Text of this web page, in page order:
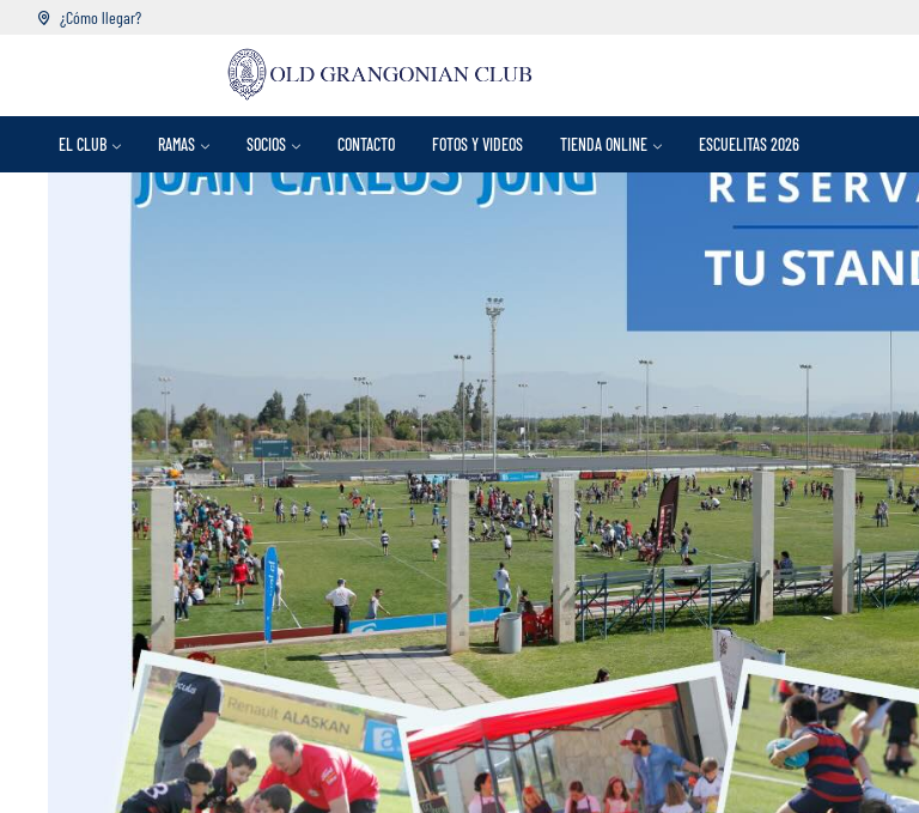
¿Cómo llegar?
EL CLUB RAMAS SOCIOS CONTACTO FOTOS Y VIDEOS TIENDA ONLINE ESCUELITAS 2026